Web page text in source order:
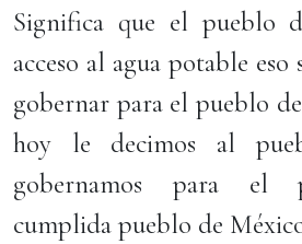
Significa que el pueblo
acceso al agua potable
gobernar para el pueblo
hoy le decimos al
gobernamos para el
cumplida pueblo de